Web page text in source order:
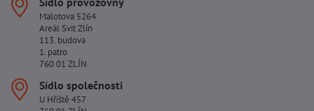
Malotova 5264
Areál Svit Zlín
113. budova
1. patro
760 01 ZLÍN
Sídlo společnosti
U Hřiště 457